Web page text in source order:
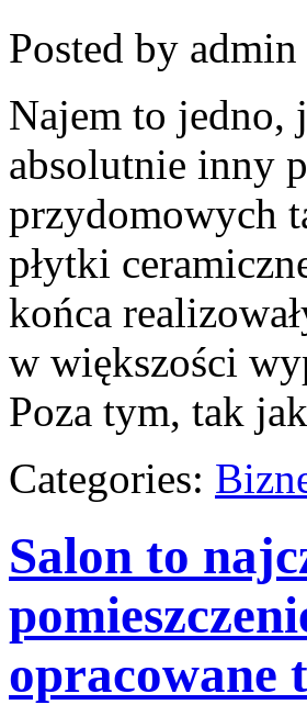
Posted by admin
Najem to jedno,
absolutnie inny
przydomowych
płytki
końca
w większości
Poza tym, tak jak
Categories:
Salon to
opracowane